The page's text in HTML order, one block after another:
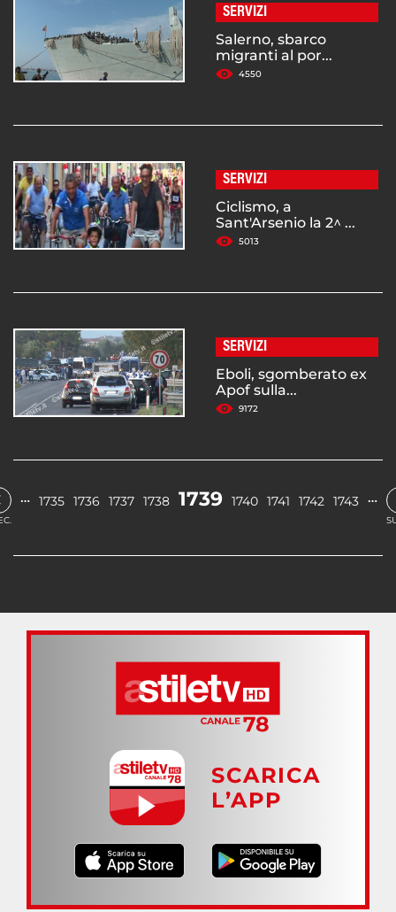
SERVIZI
Salerno, sbarco
migranti al por...
4550
SERVIZI
Ciclismo, a
Sant'Arsenio la 2^ ...
5013
SERVIZI
Eboli, sgomberato ex
Apof sulla...
9172
… 1735 1736 1737 1738 1739 1740 1741 1742 1743 …
SCARICA
L’APP